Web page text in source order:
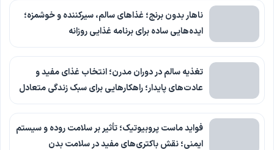
ناهار بدون برنج؛ غذاهای سالم، سیرکننده و خوشمزه؛
ایده‌هایی ساده برای برنامه غذایی روزانه
تغذیه سالم در دوران مدرن؛ انتخاب غذای مفید و
عادت‌های پایدار؛ راهکارهایی برای سبک زندگی متعادل
فواید ماست پروبیوتیک؛ تأثیر بر سلامت روده و سیستم
ایمنی؛ نقش باکتری‌های مفید در سلامت بدن